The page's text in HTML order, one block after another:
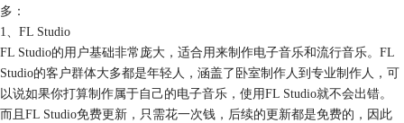
多：
1、FL Studio
FL Studio的用户基础非常庞大，适合用来制作电子音乐和流行音乐。FL
Studio的客户群体大多都是年轻人，涵盖了卧室制作人到专业制作人，可
以说如果你打算制作属于自己的电子音乐，使用FL Studio就不会出错。
而且FL Studio免费更新，只需花一次钱，后续的更新都是免费的，因此